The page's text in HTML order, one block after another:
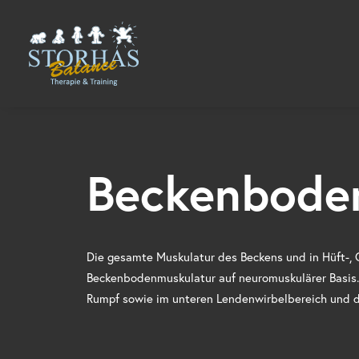
Die gesamte Muskulatur des Beckens und in
Beckenbodenmuskulatur auf neuromuskulärer
Rumpf sowie im unteren Lendenwirbelbereich und